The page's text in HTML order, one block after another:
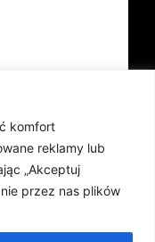
komfort
reklamy lub
„Akceptuj
przez nas plików